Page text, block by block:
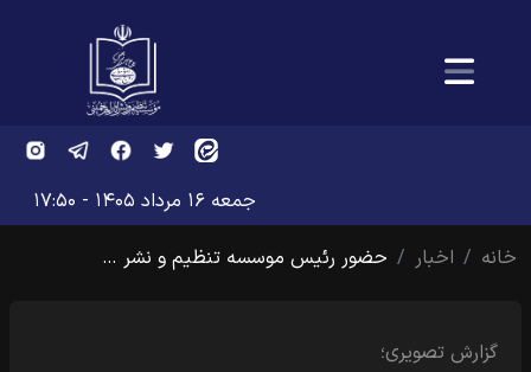
جمعه ۱۶ مرداد ۱۴۰۵ - ۱۷:۵۰
خانه
اخبار حضور رئیس موسسه تنظیم و نشر …
گزارش تصویری؛